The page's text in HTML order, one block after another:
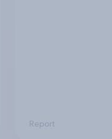
Report